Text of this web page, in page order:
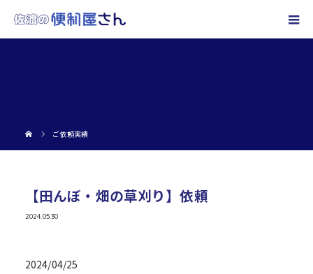
ご依頼実績
【田んぼ・畑の草刈り】依頼
2024.05.30
2024/04/25